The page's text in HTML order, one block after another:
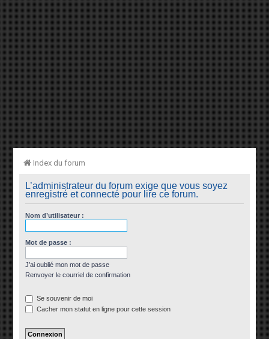
Index du forum
L’administrateur du forum exige que vous soyez
enregistré et connecté pour lire ce forum.
Nom d’utilisateur :
Mot de passe :
J’ai oublié mon mot de passe
Renvoyer le courriel de confirmation
Se souvenir de moi
Cacher mon statut en ligne pour cette session